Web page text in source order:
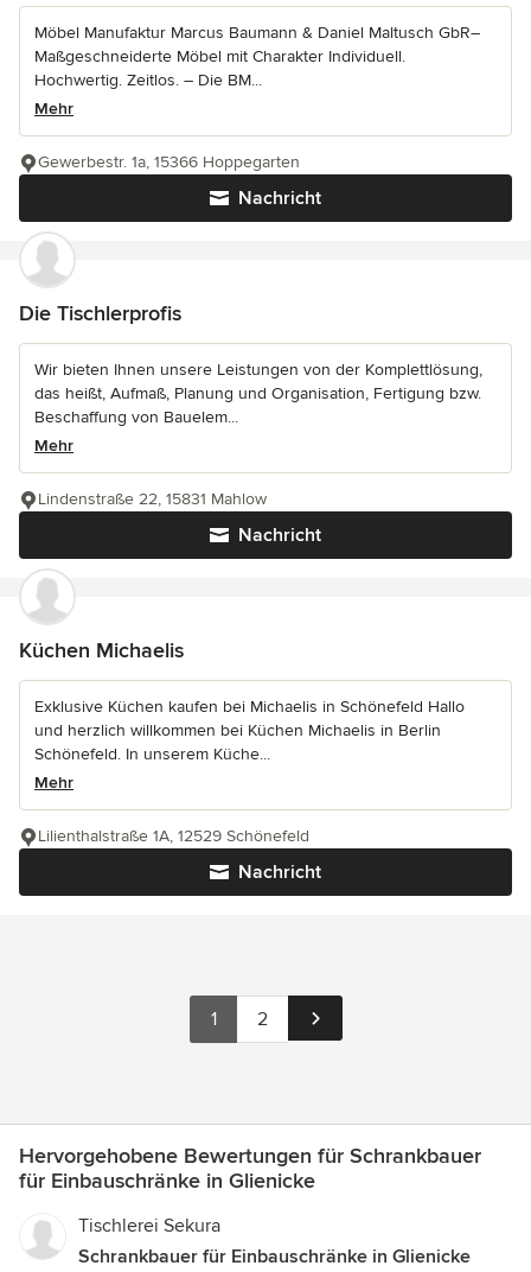
Möbel Manufaktur Marcus Baumann & Daniel Maltusch GbR–
Maßgeschneiderte Möbel mit Charakter Individuell.
Hochwertig. Zeitlos. – Die BM...
Mehr
Nachricht
Gewerbestr. 1a, 15366 Hoppegarten
Die Tischlerprofis
Wir bieten Ihnen unsere Leistungen von der Komplettlösung,
das heißt, Aufmaß, Planung und Organisation, Fertigung bzw.
Beschaffung von Bauelem...
Mehr
Nachricht
Lindenstraße 22, 15831 Mahlow
Küchen Michaelis
Exklusive Küchen kaufen bei Michaelis in Schönefeld Hallo
und herzlich willkommen bei Küchen Michaelis in Berlin
Schönefeld. In unserem Küche...
Mehr
Nachricht
Lilienthalstraße 1A, 12529 Schönefeld
1 2
Hervorgehobene Bewertungen für Schrankbauer
für Einbauschränke in Glienicke
Tischlerei Sekura
Schrankbauer für Einbauschränke in Glienicke